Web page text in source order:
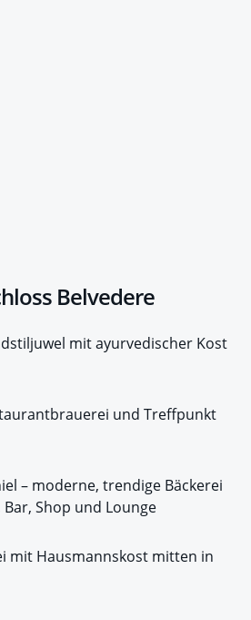
Belvedere
mit ayurvedischer Kost
und Treffpunkt
– moderne, trendige Bäckerei
Shop und Lounge
mit Hausmannskost mitten in